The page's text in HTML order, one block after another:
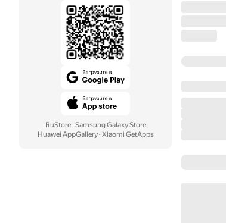
RuStore· Samsung Galaxy Store
Huawei AppGallery· Xiaomi GetApps